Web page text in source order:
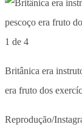
1 de 4
Britânica era
era fruto dos
Reprodução/